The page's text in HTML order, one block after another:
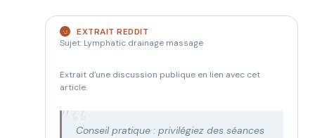
EXTRAIT REDDIT
Sujet: Lymphatic drainage massage
Extrait d'une discussion publique en lien avec cet
article.
"
Conseil pratique : privilégiez des séances